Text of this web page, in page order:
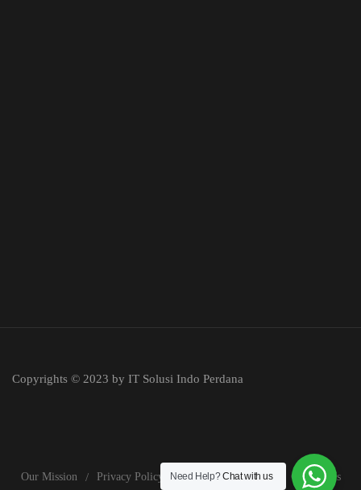
Copyrights © 2023 by IT Solusi Indo Perdana
Our Mission Privacy Policy Terms & Condition Contact Us
Need Help?Chat with us